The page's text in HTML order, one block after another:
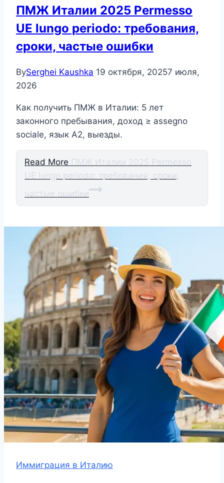
ПМЖ Италии 2025 Permesso
UE lungo periodo: требования,
сроки, частые ошибки
BySerghei Kaushka 19 октября, 20257 июля,
2026
Как получить ПМЖ в Италии: 5 лет
законного пребывания, доход ≥ assegno
sociale, язык A2, выезды.
Read More ПМЖ Италии 2025 Permesso
UE lungo periodo: требования, сроки,
частые ошибки
Иммиграция в Италию